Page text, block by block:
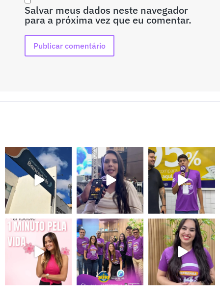
Salvar meus dados neste navegador
para a próxima vez que eu comentar.